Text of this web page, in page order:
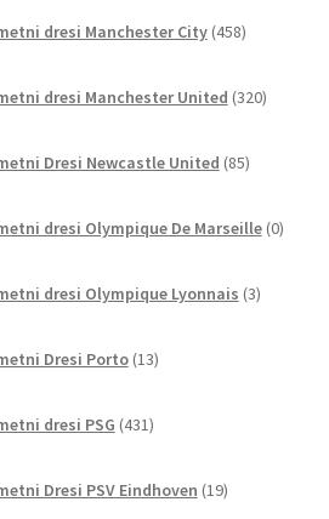
dresi Manchester City 458izdelkov
dresi Manchester United 320izdelkov
Dresi Newcastle United 85izdelkov
dresi Olympique De Marseille 0
dresi Olympique Lyonnais 3izdelki
Dresi Porto 13izdelkov
dresi PSG 431izdelkov
Dresi PSV Eindhoven 19izdelkov